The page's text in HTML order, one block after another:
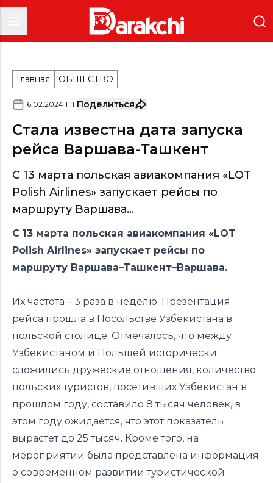
Главная ОБЩЕСТВО
16.02.2024 11:11Поделиться
Стала известна дата запуска
рейса Варшава-Ташкент
С 13 марта польская авиакомпания «LOT
Polish Airlines» запускает рейсы по
маршруту Варшава...
С 13 марта польская авиакомпания «LOT
Polish Airlines» запускает рейсы по
маршруту Варшава–Ташкент–Варшава.
Их частота – 3 раза в неделю. Презентация
рейса прошла в Посольстве Узбекистана в
польской столице. Отмечалось, что между
Узбекистаном и Польшей исторически
сложились дружеские отношения, количество
польских туристов, посетивших Узбекистан в
прошлом году, составило 8 тысяч человек, в
этом году ожидается, что этот показатель
вырастет до 25 тысяч. Кроме того, на
мероприятии была представлена информация
о современном развитии туристической